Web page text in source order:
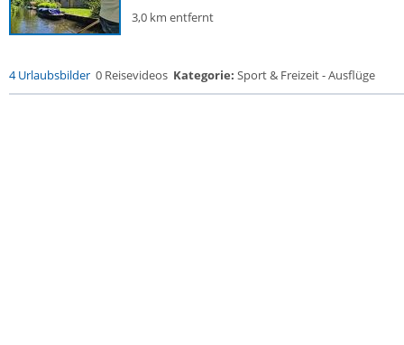
3,0 km entfernt
4 Urlaubsbilder 0 Reisevideos Kategorie: Sport & Freizeit - Ausflüge